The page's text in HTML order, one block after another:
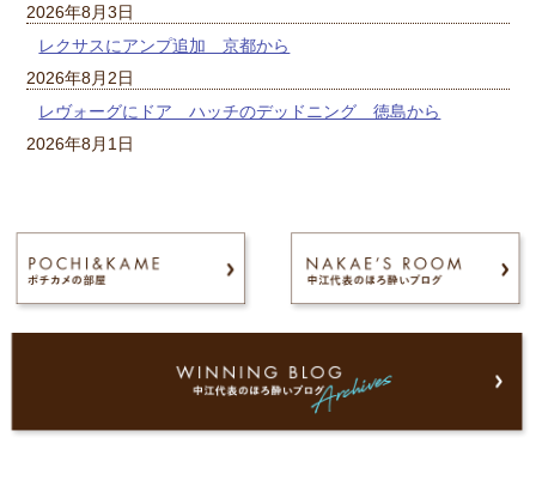
2026年8月3日
レクサスにアンプ追加 京都から
2026年8月2日
レヴォーグにドア ハッチのデッドニング 徳島から
2026年8月1日